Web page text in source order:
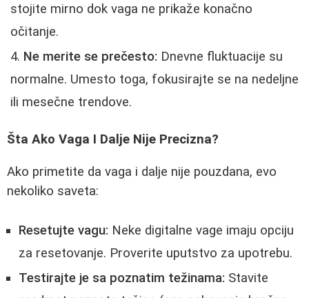
stojite mirno dok vaga ne prikaže konačno
očitanje.
Ne merite se prečesto: Dnevne fluktuacije su
normalne. Umesto toga, fokusirajte se na nedeljne
ili mesečne trendove.
Šta Ako Vaga I Dalje Nije Precizna?
Ako primetite da vaga i dalje nije pouzdana, evo
nekoliko saveta:
Resetujte vagu: Neke digitalne vage imaju opciju
za resetovanje. Proverite uputstvo za upotrebu.
Testirajte je sa poznatim težinama: Stavite